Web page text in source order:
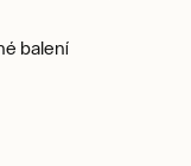
balení